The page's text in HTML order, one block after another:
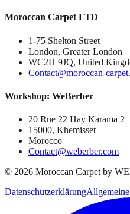
Moroccan Carpet LTD
1-75 Shelton Street
London, Greater London
WC2H 9JQ, United
Contact@moroccan-
Workshop: WeBerber
20 Rue 22 Hay Karama 2
15000, Khemisset
Morocco
Contact@weberber.com
© 2026 Moroccan Carpet by
Datenschutzerklärung